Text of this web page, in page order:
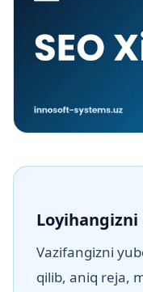
Vazifangizni
qilib, aniq reja,